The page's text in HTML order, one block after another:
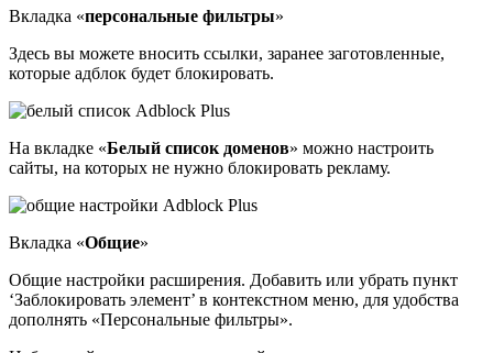
Вкладка «персональные фильтры»
Здесь вы можете вносить ссылки, заранее заготовленные,
которые адблок будет блокировать.
На вкладке «Белый список доменов» можно настроить
сайты, на которых не нужно блокировать рекламу.
Вкладка «Общие»
Общие настройки расширения. Добавить или убрать пункт
‘Заблокировать элемент’ в контекстном меню, для удобства
дополнять «Персональные фильтры».